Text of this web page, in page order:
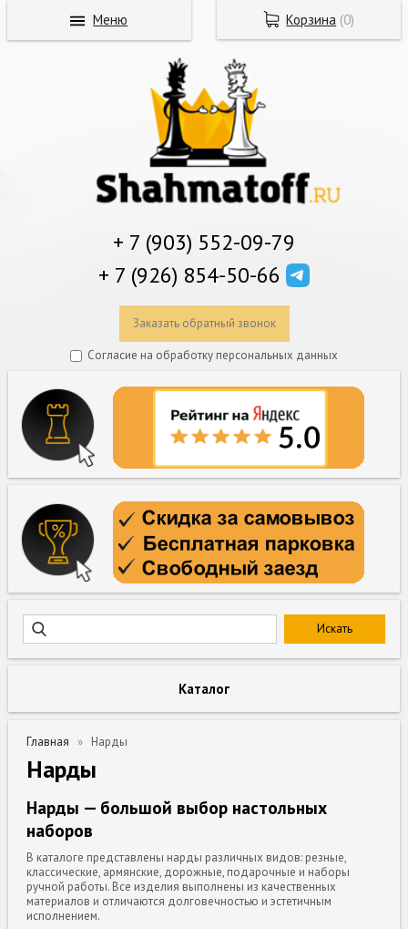
+ 7 (903) 552-09-79
+ 7 (926) 854-50-66
Заказать обратный звонок
Согласие на обработку персональных данных
Каталог
Главная Нарды
Нарды
Нарды — большой выбор настольных
наборов
В каталоге представлены нарды различных видов: резные,
классические, армянские, дорожные, подарочные и наборы
ручной работы. Все изделия выполнены из качественных
материалов и отличаются долговечностью и эстетичным
исполнением.
Корзина (0)
Меню